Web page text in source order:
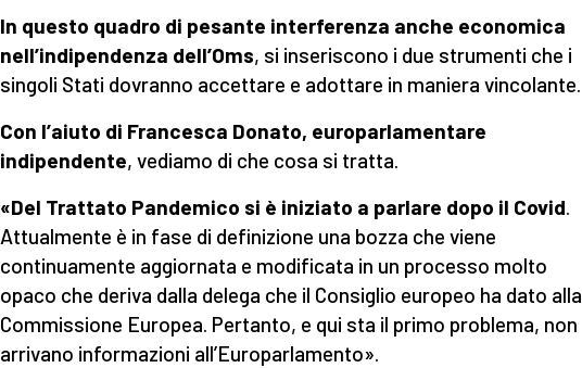
In questo quadro di pesante interferenza anche economica
nell’indipendenza dell’Oms, si inseriscono i due strumenti che i
singoli Stati dovranno accettare e adottare in maniera vincolante.
Con l’aiuto di Francesca Donato, europarlamentare
indipendente, vediamo di che cosa si tratta.
«Del Trattato Pandemico si è iniziato a parlare dopo il Covid.
Attualmente è in fase di definizione una bozza che viene
continuamente aggiornata e modificata in un processo molto
opaco che deriva dalla delega che il Consiglio europeo ha dato alla
Commissione Europea. Pertanto, e qui sta il primo problema, non
arrivano informazioni all’Europarlamento».